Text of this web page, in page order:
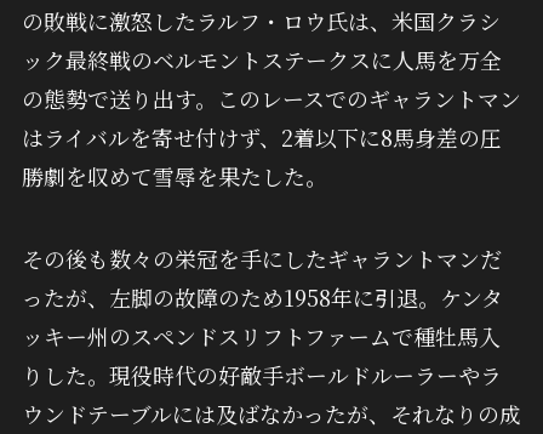
の敗戦に激怒したラルフ・ロウ氏は、米国クラシ
ック最終戦のベルモントステークスに人馬を万全
の態勢で送り出す。このレースでのギャラントマン
はライバルを寄せ付けず、2着以下に8馬身差の圧
勝劇を収めて雪辱を果たした。
その後も数々の栄冠を手にしたギャラントマンだ
ったが、左脚の故障のため1958年に引退。ケンタ
ッキー州のスペンドスリフトファームで種牡馬入
りした。現役時代の好敵手ボールドルーラーやラ
ウンドテーブルには及ばなかったが、それなりの成